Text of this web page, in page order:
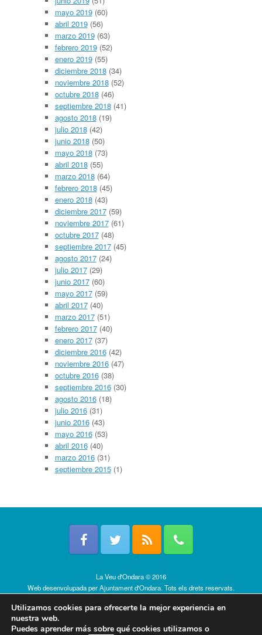
mayo 2019(60)
abril 2019(56)
marzo 2019(63)
febrero 2019(52)
enero 2019(55)
diciembre 2018(34)
noviembre 2018(52)
octubre 2018(46)
septiembre 2018(41)
agosto 2018(19)
julio 2018(42)
junio 2018(50)
mayo 2018(73)
abril 2018(55)
marzo 2018(64)
febrero 2018(45)
enero 2018(43)
diciembre 2017(59)
noviembre 2017(61)
octubre 2017(48)
septiembre 2017(45)
agosto 2017(24)
julio 2017(29)
junio 2017(60)
mayo 2017(59)
abril 2017(40)
marzo 2017(51)
febrero 2017(40)
enero 2017(37)
diciembre 2016(42)
noviembre 2016(47)
octubre 2016(38)
septiembre 2016(30)
agosto 2016(18)
julio 2016(31)
junio 2016(43)
mayo 2016(53)
abril 2016(40)
marzo 2016(31)
septiembre 2015(1)
La Veu d'Ondara © 2016
Web desenvolupada perAjuntament d'Ondara. Tots els drets reservats.
Utilizamos cookies para ofrecerte la mejor experiencia en
nuestra web.
Puedes aprender más sobre qué cookies utilizamos o